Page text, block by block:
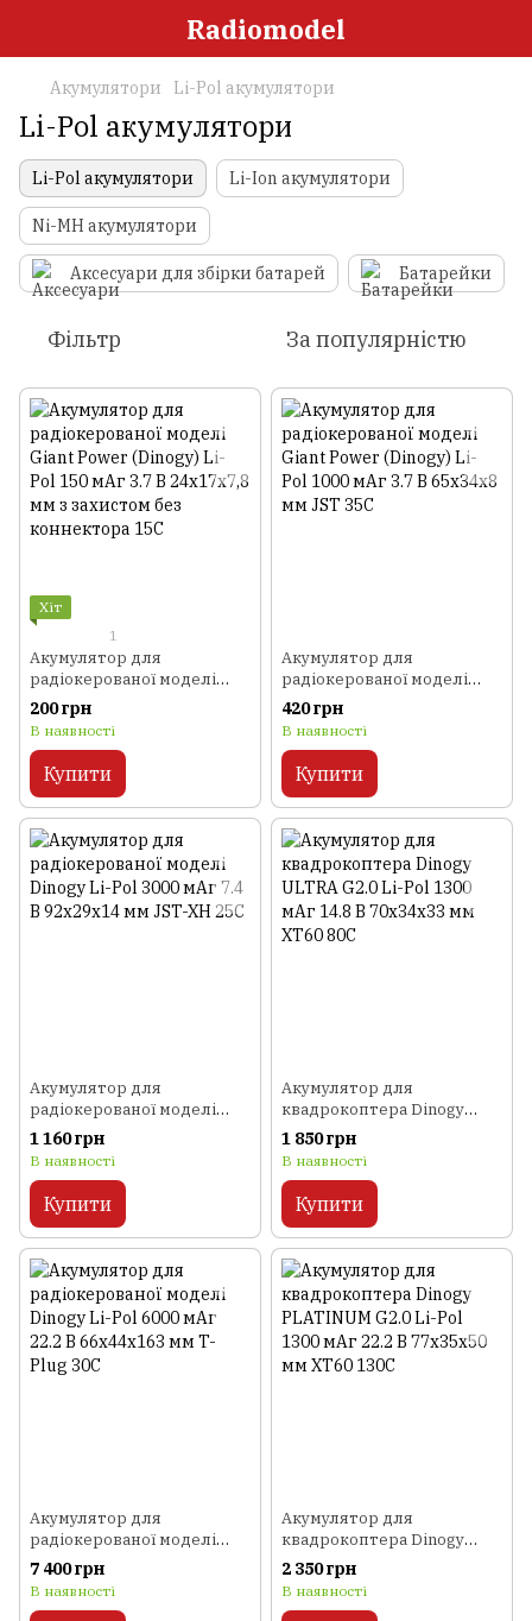
Radiomodel
Акумулятори Li-Pol акумулятори
Li-Pol акумулятори
Li-Pol акумулятори Li-Ion акумулятори
Ni-MH акумулятори
Аксесуари для збірки батарей Батарейки
Фільтр За популярністю
Хіт
1
Акумулятор для
радіокерованої моделі
Giant Power (Dinogy) Li-Pol
150 мАг 3.7 В 24x17x7,8 мм
15C
200 грн
В наявності
Купити
Акумулятор для
радіокерованої моделі
Giant Power (Dinogy) Li-Pol
1000 мАг 3.7 В 65x34x8 мм
420 грн
В наявності
Купити
Акумулятор для
радіокерованої моделі
Dinogy Li-Pol 3000 мАг 7.4 В
92x29x14 мм JST-XH 25C
1 160 грн
В наявності
Купити
Акумулятор для
квадрокоптера Dinogy
ULTRA G2.0 Li-Pol 1300 мАг
14.8 В 70x34x33 мм XT60
1 850 грн
В наявності
Купити
Акумулятор для
радіокерованої моделі
Dinogy Li-Pol 6000 мАг 22.2
В 66x44x163 мм T-Plug 30C
7 400 грн
В наявності
Акумулятор для
квадрокоптера Dinogy
PLATINUM G2.0 Li-Pol 1300
мАг 22.2 В 77x35x50 мм
2 350 грн
В наявності